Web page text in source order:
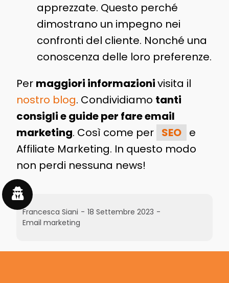
apprezzate. Questo perché
dimostrano un impegno nei
confronti del cliente. Nonché una
conoscenza delle loro preferenze.
Per maggiori informazionivisita il
nostro blog. Condividiamo tanti
consigli e guide per fare email
marketing. Così come per SEO e
Affiliate Marketing. In questo modo
non perdi nessuna news!
Francesca Siani - 18 Settembre 2023 -
Email marketing